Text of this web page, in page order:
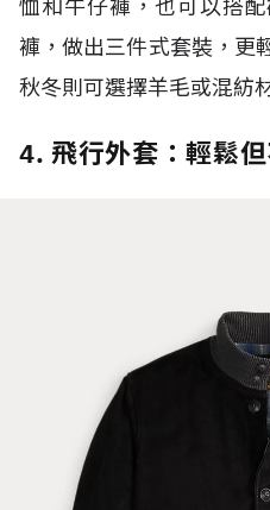
恤和牛仔褲，也可以搭
褲，做出三件式套裝，更
秋冬則可選擇羊毛或混紡
4. 飛行外套：輕鬆